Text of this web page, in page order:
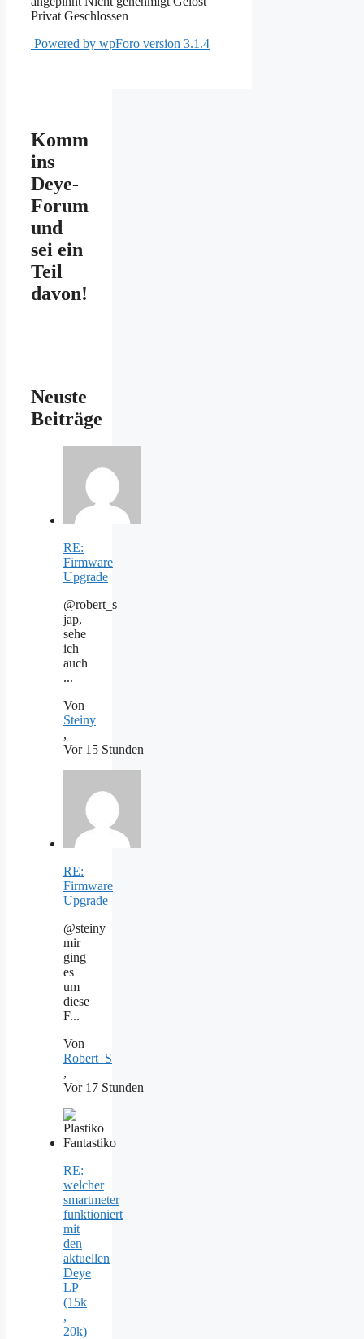
Privat Geschlossen
Powered by wpForo version 3.1.4
Komm
ins
Deye-
Forum
und
sei ein
Teil
davon!
Neuste
Beiträge
RE:
Firmware
Upgrade
@robert_s
jap,
sehe
ich
auch
...
Von
Steiny
,
Vor 15 Stunden
RE:
Firmware
Upgrade
@steiny
mir
ging
es
um
diese
F...
Von
Robert_S
,
Vor 17 Stunden
RE:
welcher
smartmeter
funktioniert
mit
den
aktuellen
Deye
LP
(15k
,
20k)